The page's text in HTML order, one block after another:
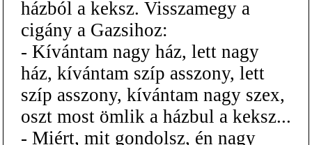
házból a keksz. Visszamegy a
cigány a Gazsihoz:
- Kívántam nagy ház, lett nagy
ház, kívántam szíp asszony, lett
szíp asszony, kívántam nagy szex,
oszt most ömlik a házbul a keksz...
- Miért, mit gondolsz, én nagy